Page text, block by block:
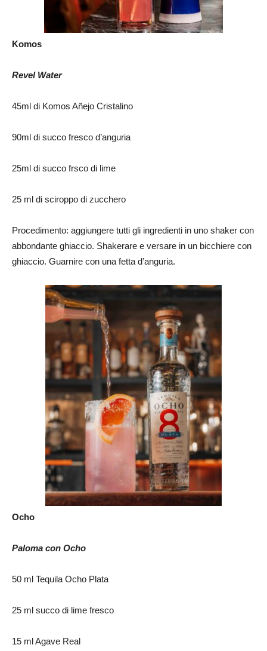
Komos
Revel Water
45ml di Komos Añejo Cristalino
90ml di succo fresco d’anguria
25ml di succo frsco di lime
25 ml di sciroppo di zucchero
Procedimento: aggiungere tutti gli ingredienti in uno shaker con
abbondante ghiaccio. Shakerare e versare in un bicchiere con
ghiaccio. Guarnire con una fetta d’anguria.
Ocho
Paloma con Ocho
50 ml Tequila Ocho Plata
25 ml succo di lime fresco
15 ml Agave Real